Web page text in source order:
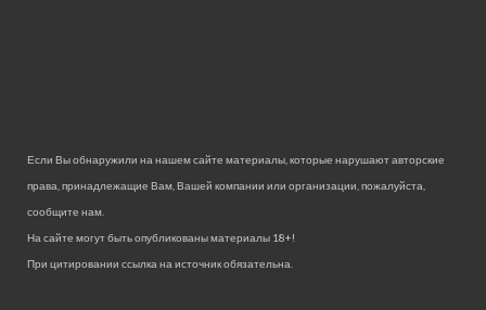
Если Вы обнаружили на нашем сайте материалы, которые нарушают авторские
права, принадлежащие Вам, Вашей компании или организации, пожалуйста,
сообщите нам.
На сайте могут быть опубликованы материалы 18+!
При цитировании ссылка на источник обязательна.